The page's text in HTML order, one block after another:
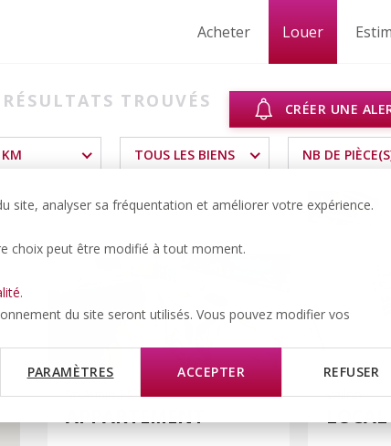
site, analyser sa fréquentation et améliorer votre expérience.
choix peut être modifié à tout moment.
.
du site seront utilisés. Vous pouvez modifier vos
PARAMÈTRES ACCEPTER REFUSER
Acheter Louer
TROUVÉS CRÉER UNE
TOUS LES BIENS NB DE
St-Aubin FR
APPARTEMENT
Vallon